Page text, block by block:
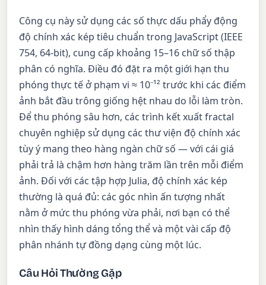
Công cụ này sử dụng các số thực dấu phẩy động
độ chính xác kép tiêu chuẩn trong JavaScript (IEEE
754, 64-bit), cung cấp khoảng 15–16 chữ số thập
phân có nghĩa. Điều đó đặt ra một giới hạn thu
phóng thực tế ở phạm vi ≈ 10⁻¹² trước khi các điểm
ảnh bắt đầu trông giống hệt nhau do lỗi làm tròn.
Để thu phóng sâu hơn, các trình kết xuất fractal
chuyên nghiệp sử dụng các thư viện độ chính xác
tùy ý mang theo hàng ngàn chữ số — với cái giá
phải trả là chậm hơn hàng trăm lần trên mỗi điểm
ảnh. Đối với các tập hợp Julia, độ chính xác kép
thường là quá đủ: các góc nhìn ấn tượng nhất
nằm ở mức thu phóng vừa phải, nơi bạn có thể
nhìn thấy hình dáng tổng thể và một vài cấp độ
phân nhánh tự đồng dạng cùng một lúc.
Câu Hỏi Thường Gặp